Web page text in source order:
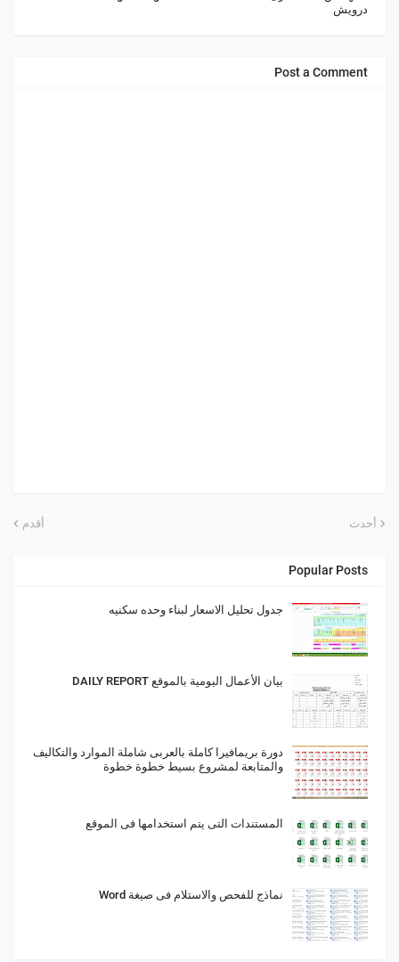
درويش
Post a Comment
أحدث أقدم
Popular Posts
جدول تحليل الاسعار لبناء وحده سكنيه
بيان الأعمال اليومية بالموقع DAILY REPORT
دورة بريمافيرا كاملة بالعربى شاملة الموارد والتكاليف
والمتابعة لمشروع بسيط خطوة خطوة
المستندات التى يتم استخدامها فى الموقع
نماذج للفحص والاستلام فى صيغة Word